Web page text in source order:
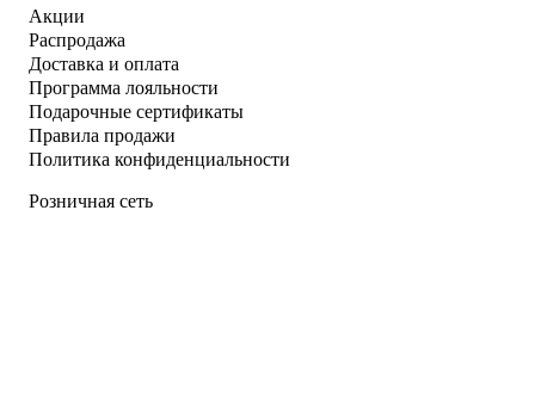
Акции
Распродажа
Доставка и оплата
Программа лояльности
Подарочные сертификаты
Правила продажи
Политика конфиденциальности
Розничная сеть